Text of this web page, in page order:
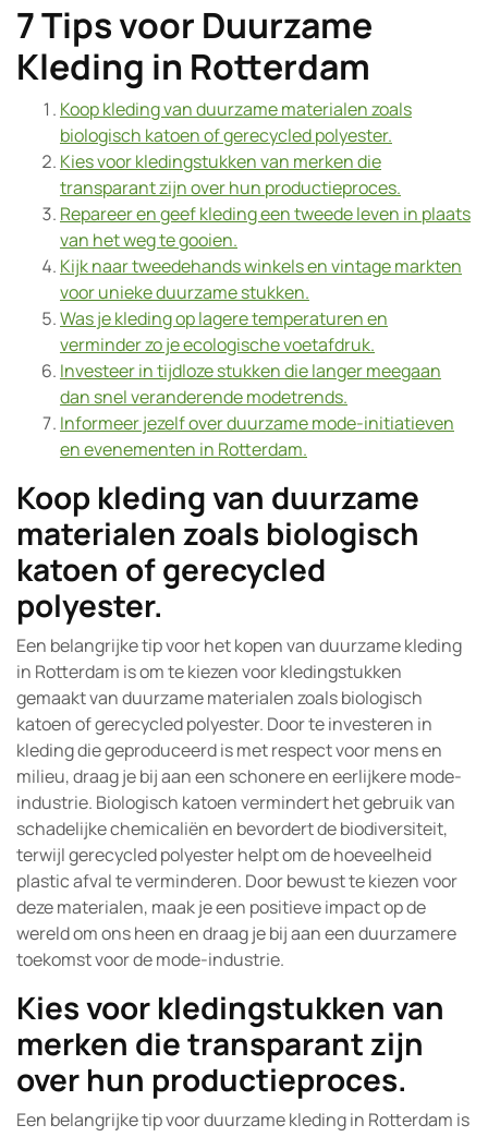
7 Tips voor Duurzame
Kleding in Rotterdam
Koop kleding van duurzame materialen zoals
biologisch katoen of gerecycled polyester.
Kies voor kledingstukken van merken die
transparant zijn over hun productieproces.
Repareer en geef kleding een tweede leven in plaats
van het weg te gooien.
Kijk naar tweedehands winkels en vintage markten
voor unieke duurzame stukken.
Was je kleding op lagere temperaturen en
verminder zo je ecologische voetafdruk.
Investeer in tijdloze stukken die langer meegaan
dan snel veranderende modetrends.
Informeer jezelf over duurzame mode-initiatieven
en evenementen in Rotterdam.
Koop kleding van duurzame
materialen zoals biologisch
katoen of gerecycled
polyester.
Een belangrijke tip voor het kopen van duurzame kleding
in Rotterdam is om te kiezen voor kledingstukken
gemaakt van duurzame materialen zoals biologisch
katoen of gerecycled polyester. Door te investeren in
kleding die geproduceerd is met respect voor mens en
milieu, draag je bij aan een schonere en eerlijkere mode-
industrie. Biologisch katoen vermindert het gebruik van
schadelijke chemicaliën en bevordert de biodiversiteit,
terwijl gerecycled polyester helpt om de hoeveelheid
plastic afval te verminderen. Door bewust te kiezen voor
deze materialen, maak je een positieve impact op de
wereld om ons heen en draag je bij aan een duurzamere
toekomst voor de mode-industrie.
Kies voor kledingstukken van
merken die transparant zijn
over hun productieproces.
Een belangrijke tip voor duurzame kleding in Rotterdam is